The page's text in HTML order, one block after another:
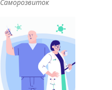
Саморозвиток